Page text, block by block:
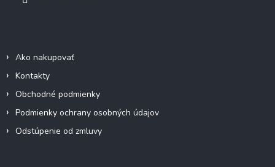
Ako nakupovať
Kontakty
Obchodné podmienky
Podmienky ochrany osobných údajov
Odstúpenie od zmluvy